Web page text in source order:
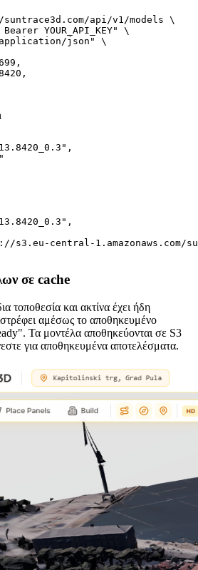
api/v1/models \
YOUR_API_KEY" \
json" \
s3.eu-central-1.amazonaws.com/
σε cache
τοποθεσία και ακτίνα έχει ήδη
αμέσως το αποθηκευμένο
Τα μοντέλα αποθηκεύονται σε S3
για αποθηκευμένα αποτελέσματα.